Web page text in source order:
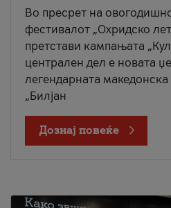
Во пресрет на
фестивалот „Охридско
претстави кампањата
централен дел е новата
легендарната
„Билјан
Дознај повеќе